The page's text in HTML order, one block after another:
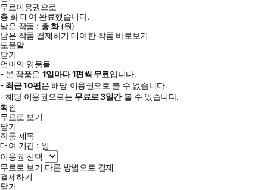
무료이용권으로
총 화대여 완료했습니다.
남은 작품 : 총화(원)
남은 작품 결제하기 대여한 작품 바로보기
도움말
닫기
언어의 영웅들
- 본 작품은 1일마다1편씩 무료입니다.
- 최근10편은 해당 이용권으로 볼 수 없습니다.
- 해당 이용권으로는 무료로3일간볼 수 있습니다.
확인
무료로 보기
닫기
작품 제목
대여 기간 : 일
이용권 선택
무료로 보기 다른 방법으로 결제
결제하기
닫기